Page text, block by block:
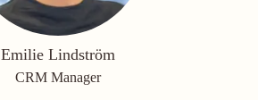
Emilie Lindström
CRM Manager